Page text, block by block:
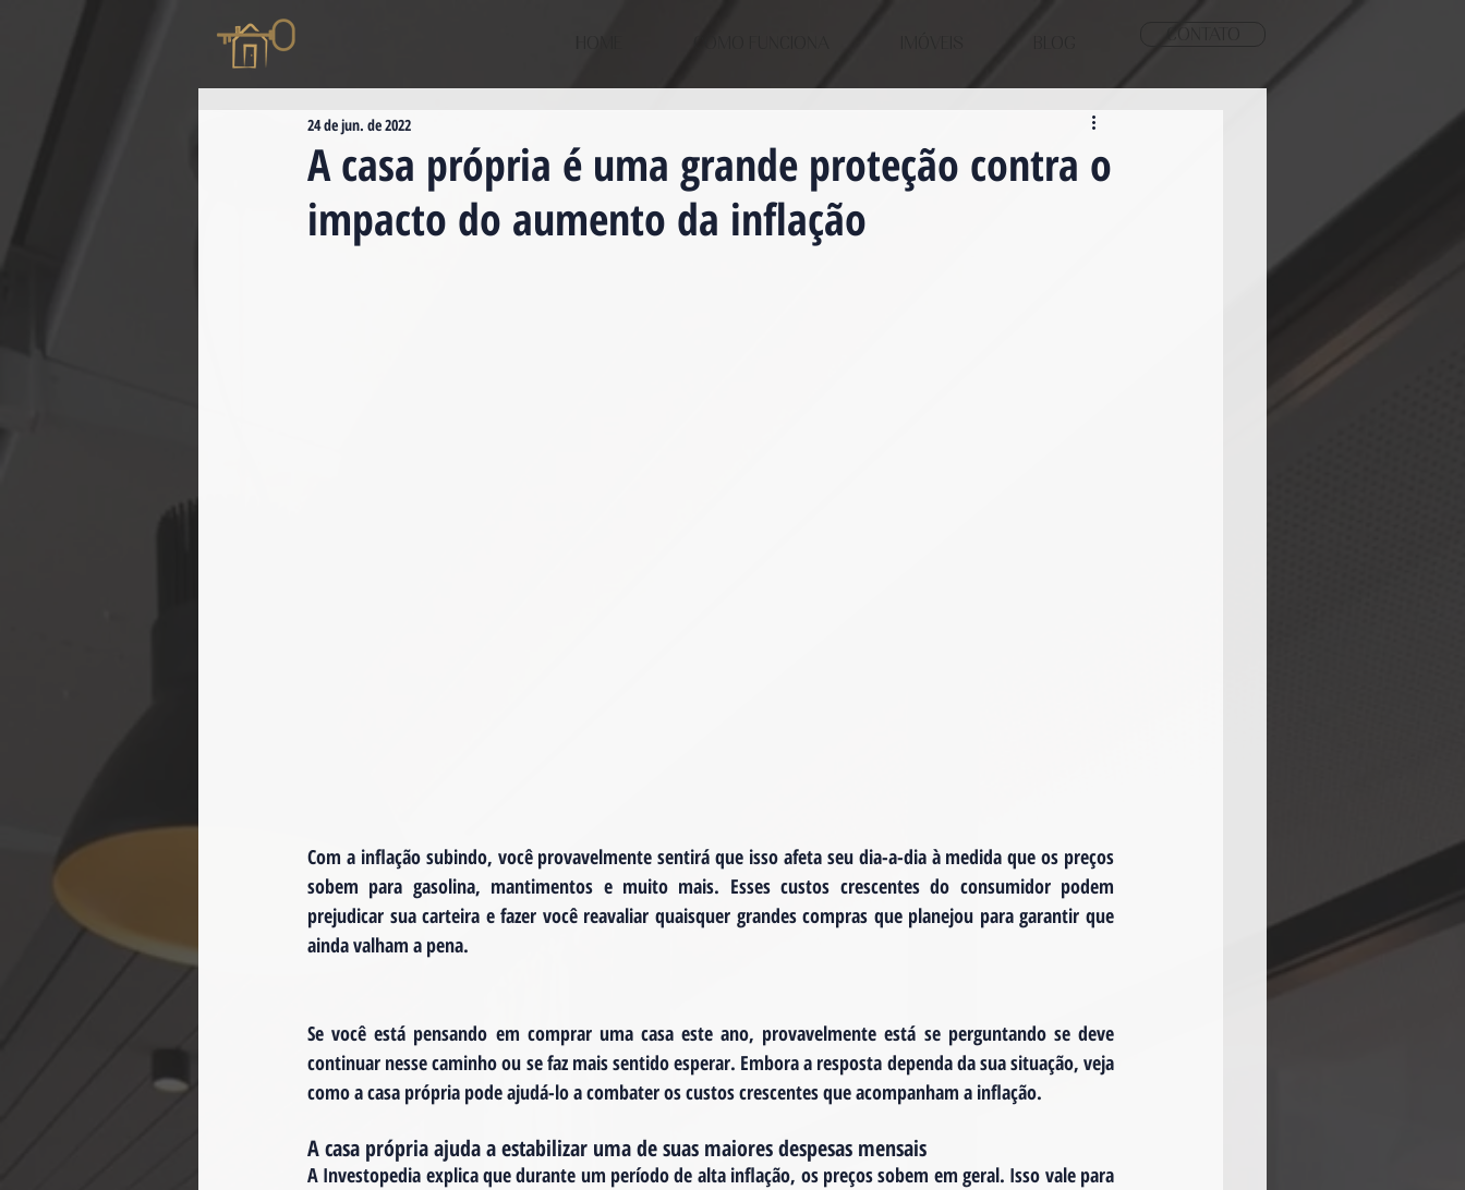
A casa própria é uma grande proteção contra o
impacto do aumento da inflação
24 de jun. de 2022
Com a inflação subindo, você provavelmente sentirá que isso afeta seu dia-a-dia à medida que os preços
sobem para gasolina, mantimentos e muito mais. Esses custos crescentes do consumidor podem
prejudicar sua carteira e fazer você reavaliar quaisquer grandes compras que planejou para garantir que
ainda valham a pena.
Se você está pensando em comprar uma casa este ano, provavelmente está se perguntando se deve
continuar nesse caminho ou se faz mais sentido esperar. Embora a resposta dependa da sua situação, veja
como a casa própria pode ajudá-lo a combater os custos crescentes que acompanham a inflação.
A casa própria ajuda a estabilizar uma de suas maiores despesas mensais
A Investopedia explica que durante um período de alta inflação, os preços sobem em geral. Isso vale para